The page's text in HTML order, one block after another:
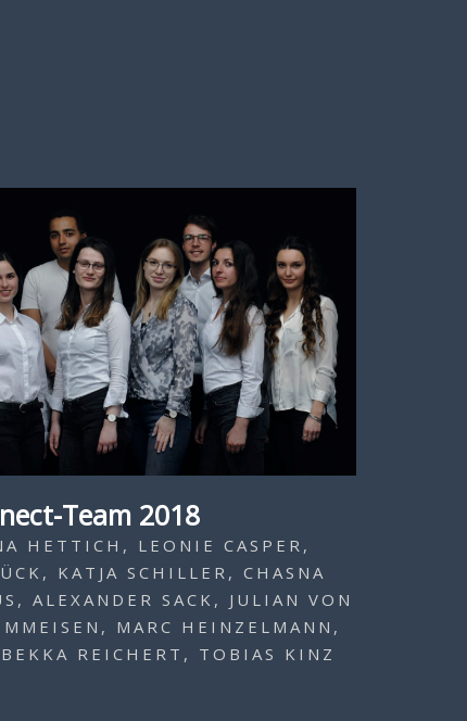
Team 2018
HETTICH, LEONIE CASPER,
KATJA SCHILLER, CHASNA
ALEXANDER SACK, JULIAN VON
MARC HEINZELMANN,
REICHERT, TOBIAS KINZ